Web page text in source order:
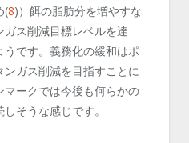
(8)）餌の脂肪分を増やすな
ス削減目標レベルを達
です。義務化の緩和はポ
ガス削減を目指すことに
ークでは今後も何らかの
そうな感じです。